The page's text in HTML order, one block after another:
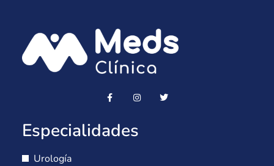
Especialidades
Urología